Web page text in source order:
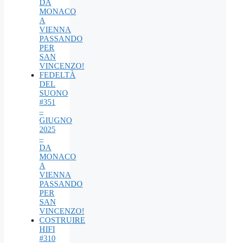
DA
MONACO
A
VIENNA
PASSANDO
PER
SAN
VINCENZO!
FEDELTÀ
DEL
SUONO
#351
–
GIUGNO
2025
–
DA
MONACO
A
VIENNA
PASSANDO
PER
SAN
VINCENZO!
COSTRUIRE
HIFI
#310